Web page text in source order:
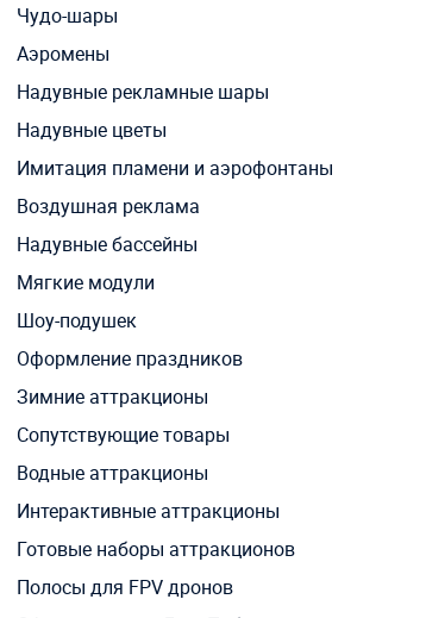
Чудо-шары
Аэромены
Надувные рекламные шары
Надувные цветы
Имитация пламени и аэрофонтаны
Воздушная реклама
Надувные бассейны
Мягкие модули
Шоу-подушек
Оформление праздников
Зимние аттракционы
Сопутствующие товары
Водные аттракционы
Интерактивные аттракционы
Готовые наборы аттракционов
Полосы для FPV дронов